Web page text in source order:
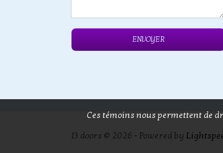
ENVOYER
13 doors © 2026 - Powered by
Ces témoins nous permettent de